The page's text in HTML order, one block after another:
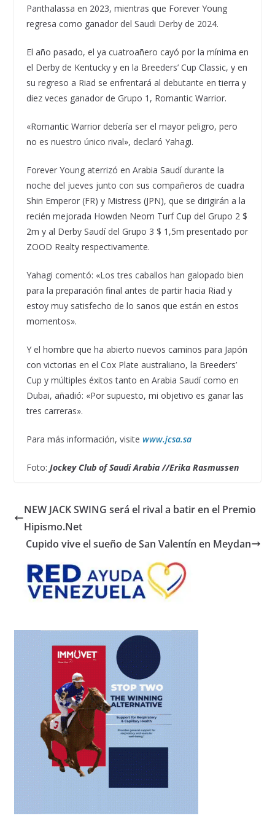
Panthalassa en 2023, mientras que Forever Young
regresa como ganador del Saudi Derby de 2024.
El año pasado, el ya cuatroañero cayó por la mínima en
el Derby de Kentucky y en la Breeders’ Cup Classic, y en
su regreso a Riad se enfrentará al debutante en tierra y
diez veces ganador de Grupo 1, Romantic Warrior.
«Romantic Warrior debería ser el mayor peligro, pero
no es nuestro único rival», declaró Yahagi.
Forever Young aterrizó en Arabia Saudí durante la
noche del jueves junto con sus compañeros de cuadra
Shin Emperor (FR) y Mistress (JPN), que se dirigirán a la
recién mejorada Howden Neom Turf Cup del Grupo 2 $
2m y al Derby Saudí del Grupo 3 $ 1,5m presentado por
ZOOD Realty respectivamente.
Yahagi comentó: «Los tres caballos han galopado bien
para la preparación final antes de partir hacia Riad y
estoy muy satisfecho de lo sanos que están en estos
momentos».
Y el hombre que ha abierto nuevos caminos para Japón
con victorias en el Cox Plate australiano, la Breeders’
Cup y múltiples éxitos tanto en Arabia Saudí como en
Dubai, añadió: «Por supuesto, mi objetivo es ganar las
tres carreras».
Para más información, visite www.jcsa.sa
Foto: Jockey Club of Saudi Arabia //Erika Rasmussen
NEW JACK SWING será el rival a batir en el Premio
Hipismo.Net
Cupido vive el sueño de San Valentín en Meydan